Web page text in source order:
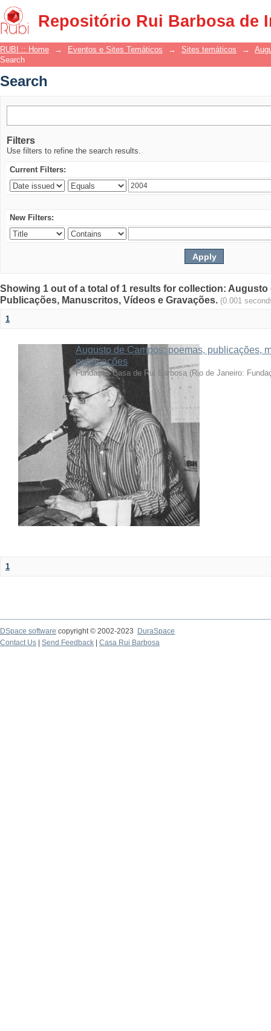
Repositório Rui Barbosa de
Search
RUBI :: Home → Eventos e Sites Temáticos → Sites temáticos →
Search
Search
Filters
Use filters to refine the search results.
Current Filters:
New Filters:
Showing 1 out of a total of 1 results for collection: Augusto
Publicações, Manuscritos, Vídeos e Gravações. (0.001
1
Augusto de Campos: poemas, publicações,
publicações
Fundação Casa de Rui Barbosa (Rio de Janeiro:
1
DSpace software copyright © 2002-2023
DuraSpace
Contact Us
Send Feedback Casa Rui Barbosa